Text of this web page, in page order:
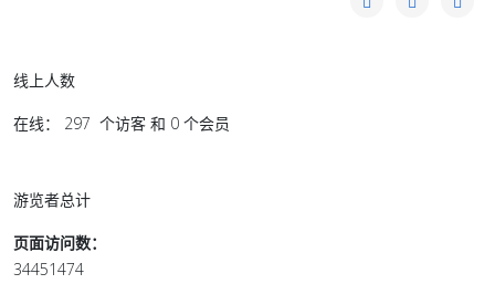
线上人数
在线： 297 个访客 和 0 个会员
游览者总计
页面访问数：
34451474